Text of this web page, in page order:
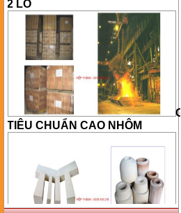
TIÊU CHUẨN CAO NHÔM